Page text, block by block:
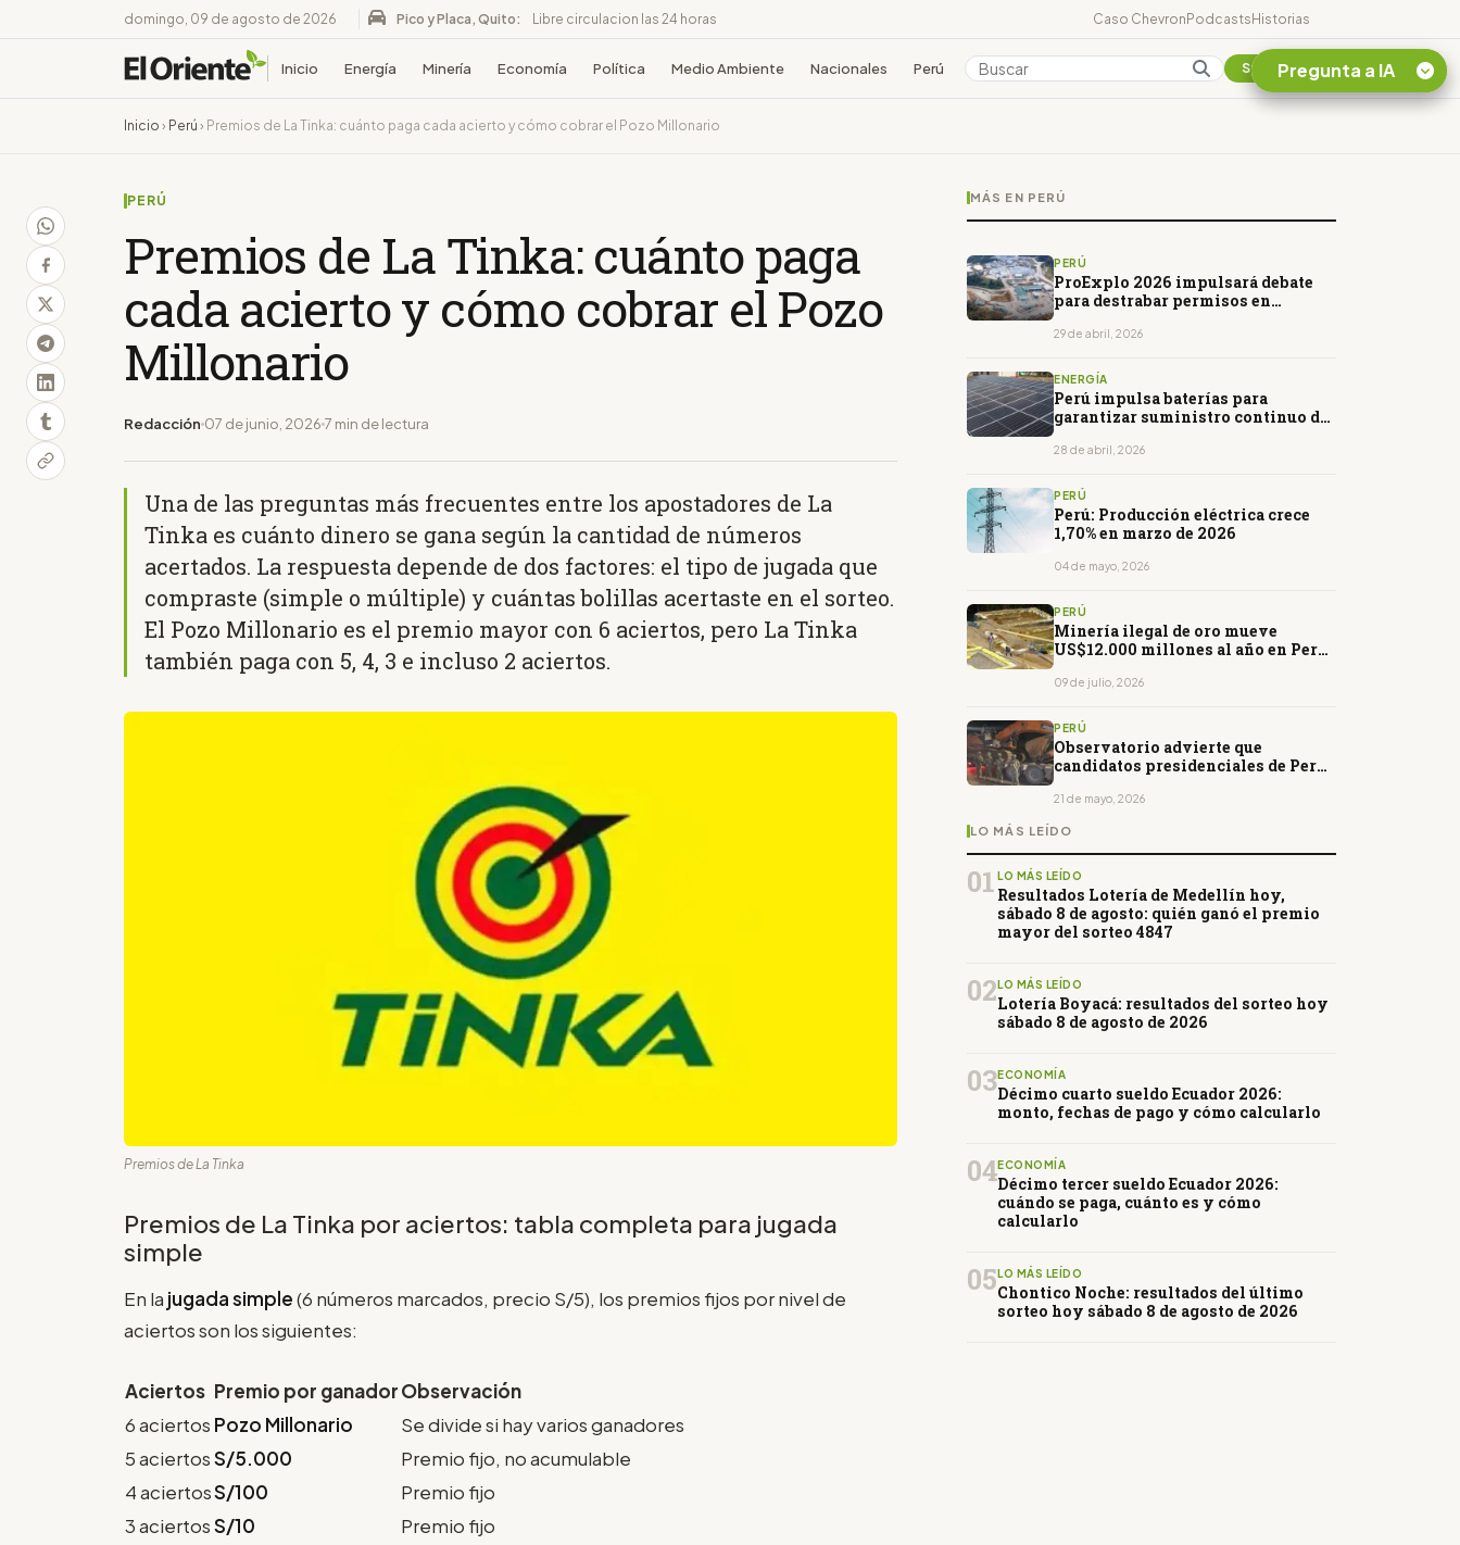
domingo, 09 de agosto de 2026 Pico y Placa, Quito: Libre circulacion las 24 horas Caso ChevronPodcastsHistorias
Inicio Energía Minería Economía Política Medio Ambiente Nacionales Perú Colombia Suscribirse
Inicio › Perú › Premios de La Tinka: cuánto paga cada acierto y cómo cobrar el Pozo Millonario
PERÚ
Premios de La Tinka: cuánto paga
cada acierto y cómo cobrar el Pozo
Millonario
Redacción 07 de junio, 2026 7 min de lectura
Una de las preguntas más frecuentes entre los apostadores de La
Tinka es cuánto dinero se gana según la cantidad de números
acertados. La respuesta depende de dos factores: el tipo de jugada que
compraste (simple o múltiple) y cuántas bolillas acertaste en el sorteo.
El Pozo Millonario es el premio mayor con 6 aciertos, pero La Tinka
también paga con 5, 4, 3 e incluso 2 aciertos.
Premios de La Tinka
Premios de La Tinka por aciertos: tabla completa para jugada
simple
En la jugada simple(6 números marcados, precio S/5), los premios fijos por nivel de
aciertos son los siguientes:
Aciertos Premio por ganadorObservación
6 aciertos Pozo Millonario
Se divide si hay varios ganadores
5 aciertosS/5.000
Premio fijo, no acumulable
4 aciertosS/100
Premio fijo
3 aciertosS/10
Premio fijo
MÁS EN PERÚ
PERÚ
ProExplo 2026 impulsará debate
para destrabar permisos en
29 de abril, 2026
ENERGÍA
Perú impulsa baterías para
garantizar suministro continuo de
28 de abril, 2026
PERÚ
Perú: Producción eléctrica crece
1,70% en marzo de 2026
04 de mayo, 2026
PERÚ
Minería ilegal de oro mueve
US$12.000 millones al año en Perú,
09 de julio, 2026
PERÚ
Observatorio advierte que
candidatos presidenciales de Perú
ligado a la minería ilegal
21 de mayo, 2026
LO MÁS LEÍDO
01 LO MÁS LEÍDO
Resultados Lotería de Medellín hoy,
sábado 8 de agosto: quién ganó el premio
mayor del sorteo 4847
02 LO MÁS LEÍDO
Lotería Boyacá: resultados del sorteo hoy
sábado 8 de agosto de 2026
03ECONOMÍA
Décimo cuarto sueldo Ecuador 2026:
monto, fechas de pago y cómo calcularlo
04ECONOMÍA
Décimo tercer sueldo Ecuador 2026:
cuándo se paga, cuánto es y cómo
calcularlo
05 LO MÁS LEÍDO
Chontico Noche: resultados del último
sorteo hoy sábado 8 de agosto de 2026
Pregunta a IA